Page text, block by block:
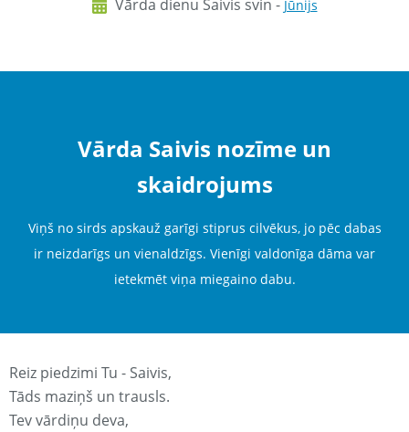
Vārda dienu Saivis svin - Jūnijs
Vārda Saivis nozīme un
skaidrojums
Viņš no sirds apskauž garīgi stiprus cilvēkus, jo pēc dabas
ir neizdarīgs un vienaldzīgs. Vienīgi valdonīga dāma var
ietekmēt viņa miegaino dabu.
Reiz piedzimi Tu - Saivis,
Tāds maziņš un trausls.
Tev vārdiņu deva,